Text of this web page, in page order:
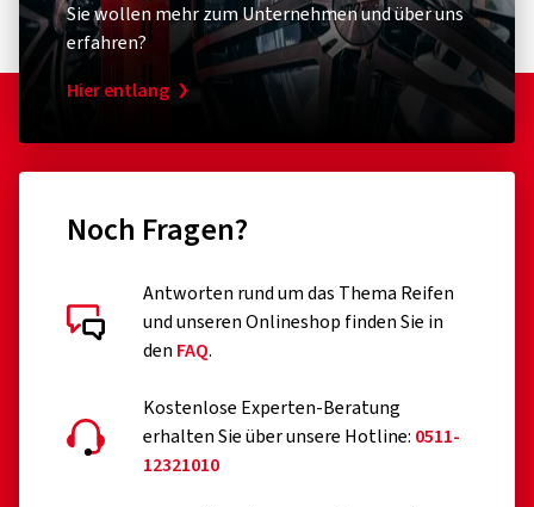
Sie wollen mehr zum Unternehmen und über uns
erfahren?
Hier entlang
Noch Fragen?
Antworten rund um das Thema Reifen
und unseren Onlineshop finden Sie in
den FAQ.
Kostenlose Experten-Beratung
erhalten Sie über unsere Hotline: 0511-
12321010